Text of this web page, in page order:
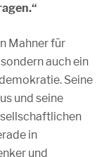
Mahner für
auch ein
Seine
und seine
in
und